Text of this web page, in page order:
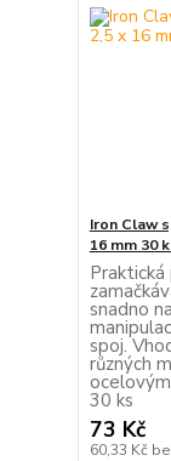
Iron Claw
16 mm 30
snadno
spoj.
různých
30 ks
73 Kč
60,33 Kč